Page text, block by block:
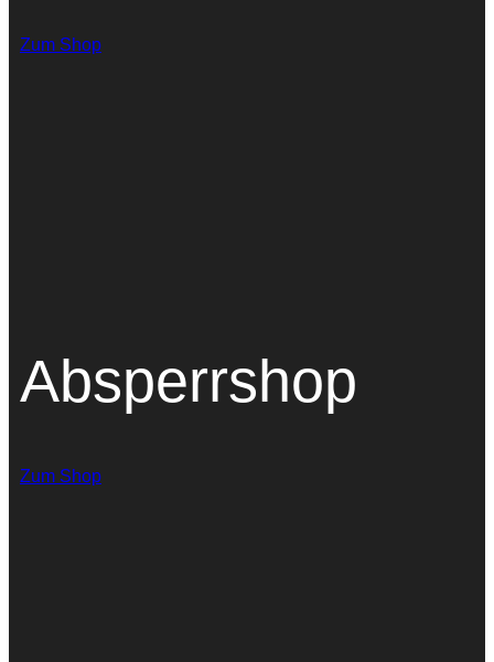
Zum Shop
Absperrshop
Zum Shop